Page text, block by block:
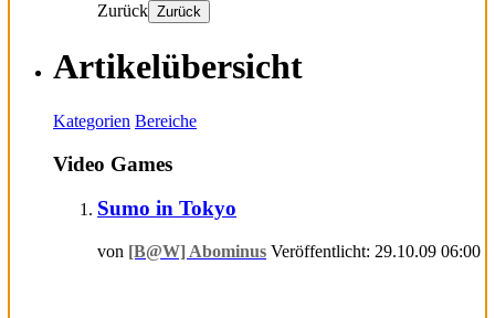
Zurück Zurück
Artikelübersicht
Kategorien Bereiche
Video Games
Sumo in Tokyo
von [B@W] Abominus Veröffentlicht: 29.10.09 06:00